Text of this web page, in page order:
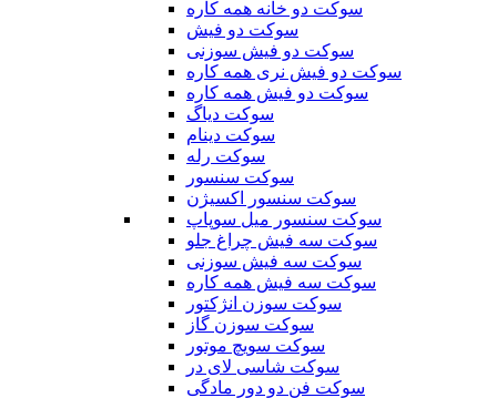
سوکت دو خانه همه کاره
سوکت دو فیش
سوکت دو فیش سوزنی
سوکت دو فیش نری همه کاره
سوکت دو فیش همه کاره
سوکت دیاگ
سوکت دینام
سوکت رله
سوکت سنسور
سوکت سنسور اکسیژن
سوکت سنسور میل سوپاپ
سوکت سه فیش چراغ جلو
سوکت سه فیش سوزنی
سوکت سه فیش همه کاره
سوکت سوزن انژکتور
سوکت سوزن گاز
سوکت سویچ موتور
سوکت شاسی لای در
سوکت فن دو دور مادگی